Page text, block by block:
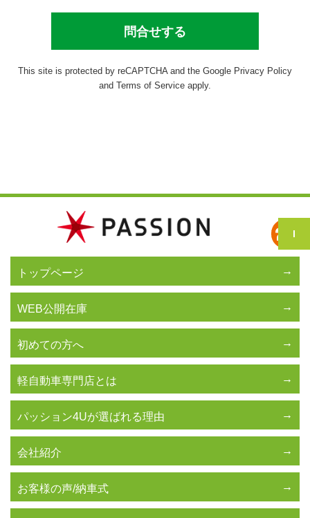
This site is protected by reCAPTCHA and the Google Privacy Policy
and Terms of Service apply.
トップページ
WEB公開在庫
初めての方へ
軽自動車専門店とは
パッション4Uが選ばれる理由
会社紹介
お客様の声/納車式